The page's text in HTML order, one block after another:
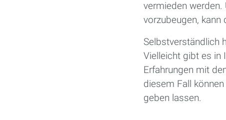
vermieden
vorzubeugen, kann
Selbstverständlich
Vielleicht gibt es in
Erfahrungen mit
diesem Fall
geben lassen.